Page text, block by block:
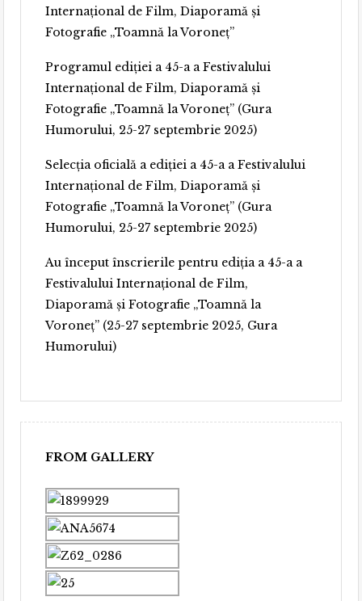
Internațional de Film, Diaporamă și
Fotografie „Toamnă la Voroneț”
Programul ediției a 45-a a Festivalului
Internațional de Film, Diaporamă și
Fotografie „Toamnă la Voroneț” (Gura
Humorului, 25-27 septembrie 2025)
Selecția oficială a ediției a 45-a a Festivalului
Internațional de Film, Diaporamă și
Fotografie „Toamnă la Voroneț” (Gura
Humorului, 25-27 septembrie 2025)
Au început înscrierile pentru ediția a 45-a a
Festivalului Internațional de Film,
Diaporamă și Fotografie „Toamnă la
Voroneț” (25-27 septembrie 2025, Gura
Humorului)
FROM GALLERY